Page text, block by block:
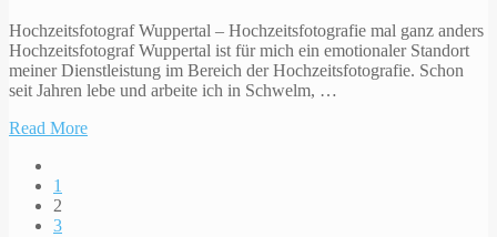
Hochzeitsfotograf Wuppertal – Hochzeitsfotografie mal ganz anders
Hochzeitsfotograf Wuppertal ist für mich ein emotionaler Standort
meiner Dienstleistung im Bereich der Hochzeitsfotografie. Schon
seit Jahren lebe und arbeite ich in Schwelm, …
Read More
1
2
3